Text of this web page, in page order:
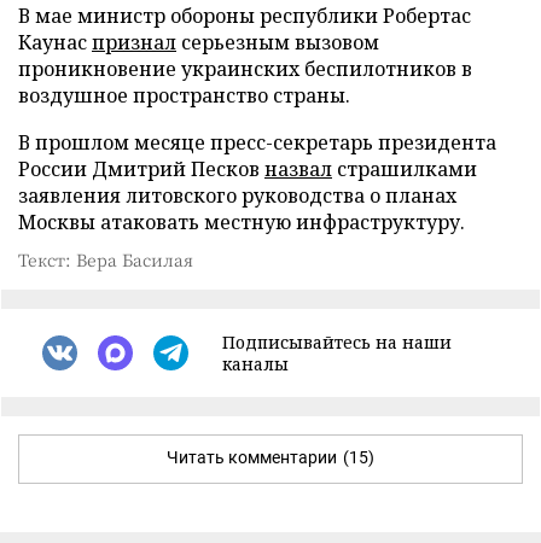
В мае министр обороны республики Робертас
Каунаспризнал серьезным вызовом
проникновение украинских беспилотников в
воздушное пространство страны.
В прошлом месяце пресс-секретарь президента
России Дмитрий Песков назвал страшилками
заявления литовского руководства о планах
Москвы атаковать местную инфраструктуру.
Текст: Вера Басилая
Подписывайтесь на наши
каналы
Читать комментарии (15)